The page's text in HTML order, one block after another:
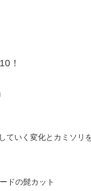
！
ていく変化とカミソリ
ドの髭カット